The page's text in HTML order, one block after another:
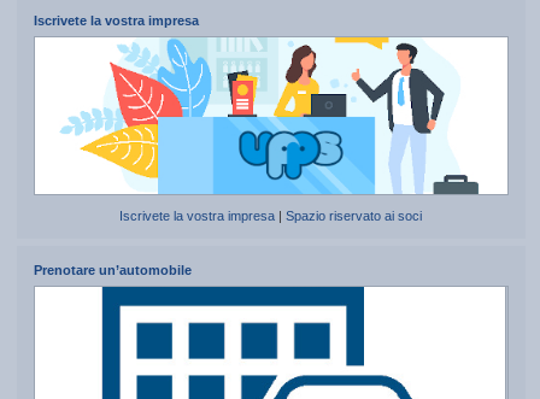
Iscrivete la vostra impresa
Iscrivete la vostra impresa |Spazio riservato ai soci
Prenotare un’automobile